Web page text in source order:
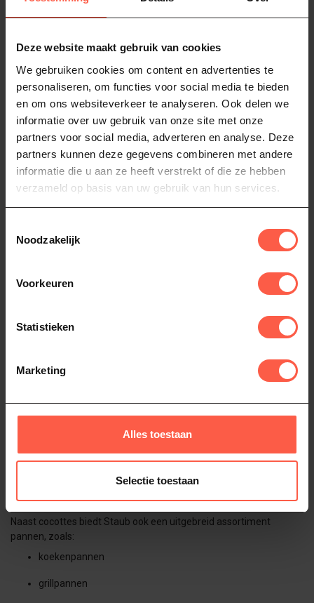
Deze website maakt gebruik van cookies
We gebruiken cookies om content en advertenties te
personaliseren, om functies voor social media te bieden
en om ons websiteverkeer te analyseren. Ook delen we
informatie over uw gebruik van onze site met onze
partners voor social media, adverteren en analyse. Deze
partners kunnen deze gegevens combineren met andere
informatie die u aan ze heeft verstrekt of die ze hebben
verzameld op basis van uw gebruik van hun services.
Noodzakelijk
Voorkeuren
Statistieken
Marketing
Alles toestaan
Selectie toestaan
ze perfect voor langzaam garen, bakken, stoven en braden –
zowel in de keuken als bij outdoor cooking.
Iconisch Frans kookgerei
Staub werd opgericht in Frankrijk en heeft een sterke reputatie
opgebouwd in professionele keukens. Dankzij de combinatie van
robuuste materialen en slimme ontwerpen leveren de pannen
consistente kookresultaten en behouden gerechten hun smaak en
sappigheid.
worden ingrediënten gelijkmatig gegaard en komen smaken
optimaal tot hun recht.
Decocottes en braadpannen van Staub
zijn misschien wel de
langzaam gegaard vlees
ovenbereidingen
vrijwel alle warmtebronnen, waaronder gas, inductie, oven en
Pannen voor dagelijks koken
Naast cocottes biedt Staub ook een uitgebreid assortiment
pannen, zoals:
koekenpannen
grillpannen